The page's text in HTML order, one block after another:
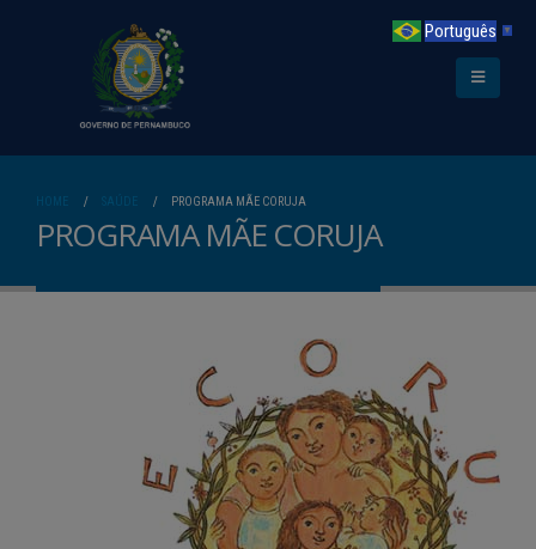
HOME SAÚDE PROGRAMA MÃE CORUJA
PROGRAMA MÃE CORUJA
Português ▼